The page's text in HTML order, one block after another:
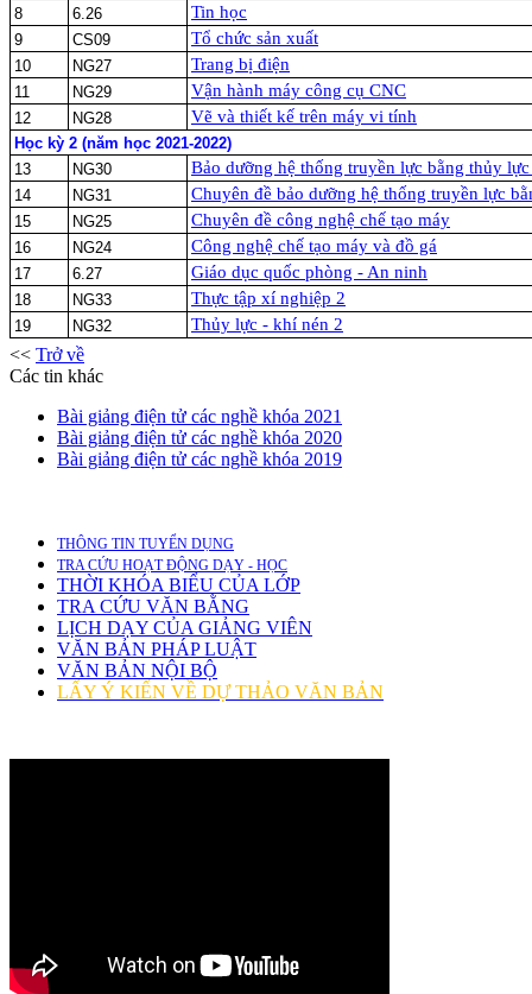
8 6.26 Tin học
9 CS09 Tổ chức sản xuất
10 NG27 Trang bị điện
11 NG29 Vận hành máy công cụ CNC
12 NG28 Vẽ và thiết kế trên máy vi tính
Học kỳ 2 (năm học 2021-2022)
13
NG30 Bảo dưỡng hệ thống truyền lực bằng thủy
14 NG31 Chuyên đề bảo dưỡng hệ thống truyền lực
15 NG25 Chuyên đề công nghệ chế tạo máy
16 NG24 Công nghệ chế tạo máy và đồ gá
17 6.27 Giáo dục quốc phòng - An ninh
18 NG33 Thực tập xí nghiệp 2
19 NG32 Thủy lực - khí nén 2
<< Trở về
Các tin khác
Bài giảng điện tử các nghề khóa 2021
Bài giảng điện tử các nghề khóa 2020
Bài giảng điện tử các nghề khóa 2019
THÔNG TIN TUYỂN DỤNG
TRA CỨU HOẠT ĐỘNG DẠY - HỌC
THỜI KHÓA BIỂU CỦA LỚP
TRA CỨU VĂN BẰNG
LỊCH DẠY CỦA GIẢNG VIÊN
VĂN BẢN PHÁP LUẬT
VĂN BẢN NỘI BỘ
LẤY Ý KIẾN VỀ DỰ THẢO VĂN BẢN